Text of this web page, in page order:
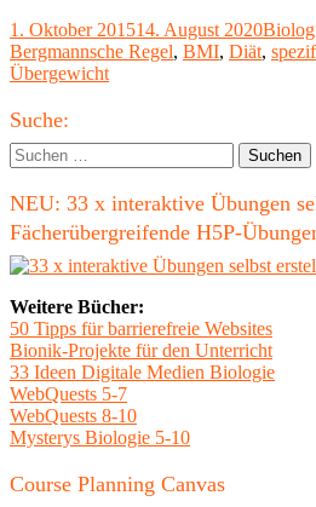
Veröffentlicht
am
1. Oktober 201514. August 2020
Bergmannsche Regel, BMI, Diät,
Übergewicht
Haupt-
Seitenleiste
Suche:
Suchen
nach:
NEU: 33 x interaktive Übungen
Fächerübergreifende H5P-
Weitere Bücher:
50 Tipps für barrierefreie Websites
Bionik-Projekte für den Unterricht
33 Ideen Digitale Medien Biologie
WebQuests 5-7
WebQuests 8-10
Mysterys Biologie 5-10
Course Planning Canvas